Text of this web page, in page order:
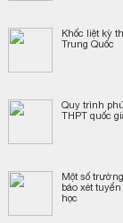
Khốc liệt kỳ
Trung Quốc
Quy trình
THPT quốc
Một số
báo xét
học